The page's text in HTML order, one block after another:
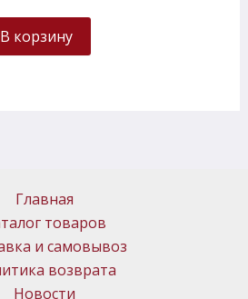
В корзину
Главная
товаров
и самовывоз
возврата
Новости